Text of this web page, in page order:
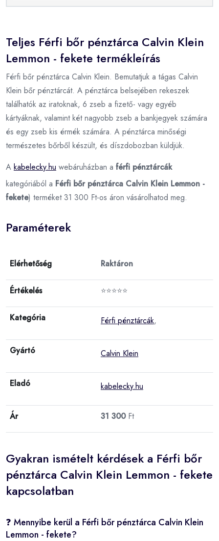
Teljes Férfi bőr pénztárca Calvin Klein
Lemmon - fekete termékleírás
Férfi bőr pénztárca Calvin Klein. Bemutatjuk a tágas Calvin
Klein bőr pénztárcát. A pénztárca belsejében rekeszek
találhatók az iratoknak, 6 zseb a fizető- vagy egyéb
kártyáknak, valamint két nagyobb zseb a bankjegyek számára
és egy zseb kis érmék számára. A pénztárca minőségi
természetes bőrből készült, és díszdobozban küldjük.
A kabelecky.hu webáruházban a férfi pénztárcák
kategóriából a Férfi bőr pénztárca Calvin Klein Lemmon -
fekete) terméket 31 300 Ft-os áron vásárolhatod meg.
Paraméterek
Elérhetőség Raktáron
Értékelés ⭐⭐⭐⭐⭐
Kategória Férfi pénztárcák,
Gyártó Calvin Klein
Eladó kabelecky.hu
Ár 31 300Ft
Gyakran ismételt kérdések a Férfi bőr
pénztárca Calvin Klein Lemmon - fekete
kapcsolatban
❓ Mennyibe kerül a Férfi bőr pénztárca Calvin Klein
Lemmon - fekete?